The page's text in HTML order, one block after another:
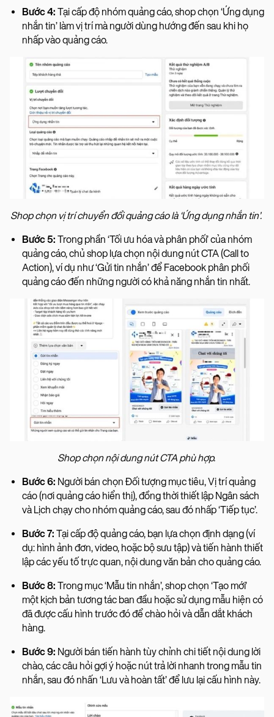
Bước 4: Tại cấp độ nhóm quảng cáo, shop chọn ‘Ứng dụng
nhắn tin’ làm vị trí mà người dùng hướng đến sau khi họ
nhấp vào quảng cáo.
Shop chọn vị trí chuyển đổi quảng cáo là ‘Ứng dụng nhắn tin’.
Bước 5: Trong phần ‘Tối ưu hóa và phân phối’ của nhóm
quảng cáo, chủ shop lựa chọn nội dung nút CTA (Call to
Action), ví dụ như ‘Gửi tin nhắn’ để Facebook phân phối
quảng cáo đến những người có khả năng nhắn tin nhất.
Shop chọn nội dung nút CTA phù hợp.
Bước 6: Người bán chọn Đối tượng mục tiêu, Vị trí quảng
cáo (nơi quảng cáo hiển thị), đồng thời thiết lập Ngân sách
và Lịch chạy cho nhóm quảng cáo, sau đó nhấp ‘Tiếp tục’.
Bước 7: Tại cấp độ quảng cáo, bạn lựa chọn định dạng (ví
dụ: hình ảnh đơn, video, hoặc bộ sưu tập) và tiến hành thiết
lập các yếu tố trực quan, nội dung văn bản cho quảng cáo.
Bước 8: Trong mục ‘Mẫu tin nhắn’, shop chọn ‘Tạo mới’
một kịch bản tương tác ban đầu hoặc sử dụng mẫu hiện có
đã được cấu hình trước đó để chào hỏi và dẫn dắt khách
hàng.
Bước 9: Người bán tiến hành tùy chỉnh chi tiết nội dung lời
chào, các câu hỏi gợi ý hoặc nút trả lời nhanh trong mẫu tin
nhắn, sau đó nhấn ‘Lưu và hoàn tất’ để lưu lại cấu hình này.